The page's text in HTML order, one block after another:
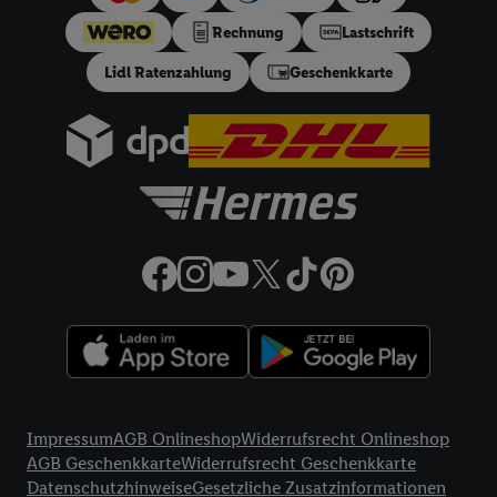
ein effektiver Jahreszins von 10.99% p.a, entspricht einem
festen Sollzinssatz von 10,48% p.a. Repräsentatives Beispiel
gem. §17 (4) PAngV: Nettodarlehensbetrag 200 €,
Gesamtbetrag 212.10 €, 12 monatliche Raten à 17.68 €, eff.
Jahreszins 10.99% p.a. Der Teilzahlungsverkäufer ist Lidl
Digital Deutschland GmbH & Co. KG, Bonfelder Straße 2,
74206 Bad Wimpfen.
Lidl Plus Versandkostenfrei-Coupon:
Versandkostenfrei-Coupon gilt nur für Lidl Plus Nutzer bei
den in der Lidl Plus App vorgegebenen
Mindestbestellwert auf die im Warenkorb befindlichen Artikel
Mindestbestellwert angegeben ist, beträgt der
Mindestbestellwert 79 €. Sollte der jeweils geltende
Mindestbestellwert nachträglich in Folge einer Teilretoure
Rechnung zu stellen. Coupon wird nach Aktivierung
automatisch im Bestellprozess, sofern mit Lidl Plus Konto im
Rechnung Lastschrift
Lidl Ratenzahlung Geschenkkarte
ImpressumAGB OnlineshopWiderrufsrecht Onlineshop
AGB GeschenkkarteWiderrufsrecht Geschenkkarte
DatenschutzhinweiseGesetzliche Zusatzinformationen